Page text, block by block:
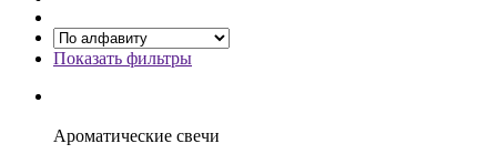
Показать фильтры
Ароматические свечи